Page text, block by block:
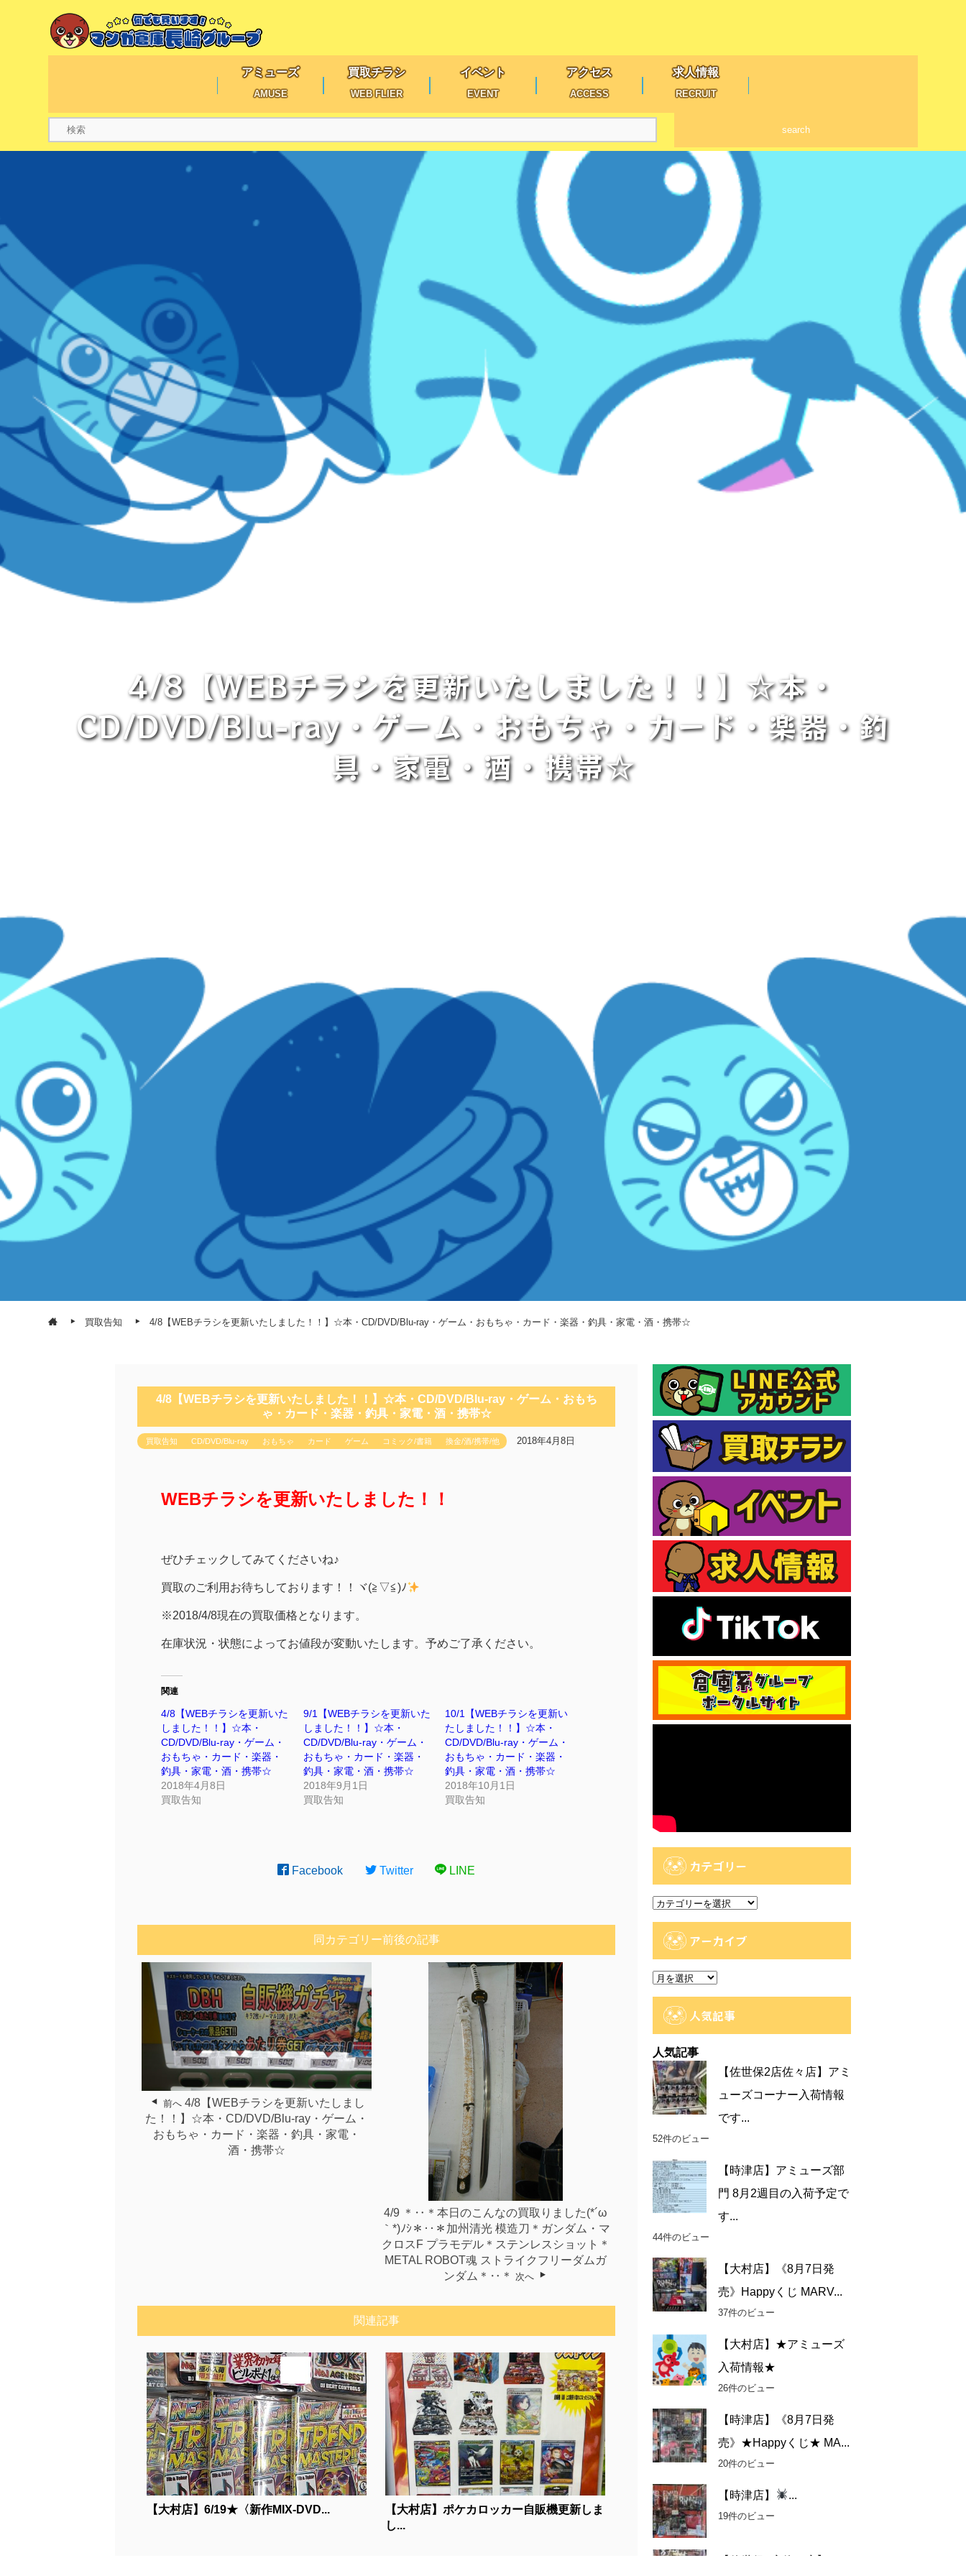
アミューズ
AMUSE
買取チラシ
WEB FLIER
イベント
EVENT
アクセス
ACCESS
求人情報
RECRUIT
search
4/8【WEBチラシを更新いたしました！！】☆本・
CD/DVD/Blu-ray・ゲーム・おもちゃ・カード・楽器・釣
具・家電・酒・携帯☆
買取告知 4/8【WEBチラシを更新いたしました！！】☆本・CD/DVD/Blu-ray・ゲーム・おもちゃ・カード・楽器・釣具・家電・酒・携帯☆
4/8【WEBチラシを更新いたしました！！】☆本・CD/DVD/Blu-ray・ゲーム・おもち
ゃ・カード・楽器・釣具・家電・酒・携帯☆
買取告知 CD/DVD/Blu-ray おもちゃ カード ゲーム コミック/書籍 換金/酒/携帯/他 2018年4月8日
WEBチラシを更新いたしました！！
ぜひチェックしてみてくださいね♪
買取のご利用お待ちしております！！ヾ(≧▽≦)ﾉ
※2018/4/8現在の買取価格となります。
在庫状況・状態によってお値段が変動いたします。予めご了承ください。
関連
4/8【WEBチラシを更新いた
しました！！】☆本・
CD/DVD/Blu-ray・ゲーム・
おもちゃ・カード・楽器・
釣具・家電・酒・携帯☆
2018年4月8日
買取告知
9/1【WEBチラシを更新いた
しました！！】☆本・
CD/DVD/Blu-ray・ゲーム・
おもちゃ・カード・楽器・
釣具・家電・酒・携帯☆
2018年9月1日
買取告知
10/1【WEBチラシを更新い
たしました！！】☆本・
CD/DVD/Blu-ray・ゲーム・
おもちゃ・カード・楽器・
釣具・家電・酒・携帯☆
2018年10月1日
買取告知
Facebook Twitter LINE
同カテゴリー前後の記事
前へ 4/8【WEBチラシを更新いたしまし
た！！】☆本・CD/DVD/Blu-ray・ゲーム・
おもちゃ・カード・楽器・釣具・家電・
酒・携帯☆
4/9 ＊‥＊本日のこんなの買取りました(*´ω
｀*)ﾉｼ＊‥＊加州清光 模造刀＊ガンダム・マ
クロスF プラモデル＊ステンレスショット＊
METAL ROBOT魂 ストライクフリーダムガ
ンダム＊‥＊
次へ
関連記事
【大村店】6/19★〈新作MIX-DVD...
【大村店】ポケカロッカー自販機更新しま
し...
カテゴリー
カ
アーカイブ
ア
人気記事
人気記事
【佐世保2店佐々店】アミ
ューズコーナー入荷情報
です...
52件のビュー
【時津店】アミューズ部
門 8月2週目の入荷予定で
す...
44件のビュー
【大村店】《8月7日発
売》Happyくじ MARV...
37件のビュー
【大村店】★アミューズ
入荷情報★
26件のビュー
【時津店】《8月7日発
売》★Happyくじ★ MA...
20件のビュー
【時津店】 ...
19件のビュー